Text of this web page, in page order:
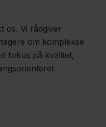
os. Vi rådgiver
om komplekse
fokus på kvalitet,